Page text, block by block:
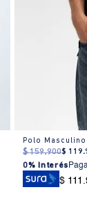
Polo
$ 159.900$ 119.
0% Interés
$